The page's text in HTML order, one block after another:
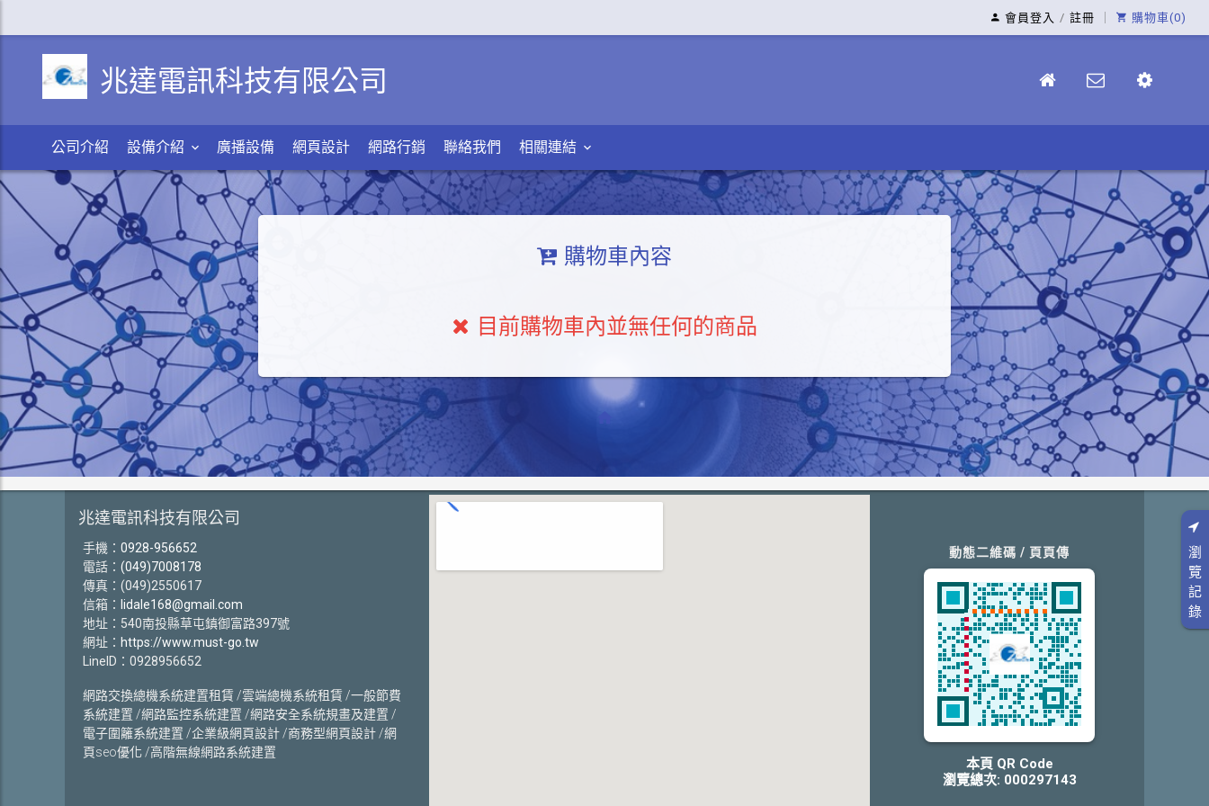
會員登入 / 註冊 購物車(0)
兆達電訊科技有限公司
公司介紹 設備介紹 廣播設備 網頁設計 網路行銷 聯絡我們 相關連結
購物車內容
目前購物車內並無任何的商品
本站免費圖片引用來源:
兆達電訊科技有限公司
手機： 0928-956652
電話： (049)7008178
傳真：(049)2550617
信箱： lidale168@gmail.com
地址：540南投縣草屯鎮御富路397號
網址： https://www.must-go.tw
LineID：0928956652
網路交換總機系統建置租賃 /雲端總機系統租賃 /一般節費
系統建置 /網路監控系統建置 /網路安全系統規畫及建置 /
電子圍籬系統建置 /企業級網頁設計 /商務型網頁設計 /網
頁seo優化 /高階無線網路系統建置
動態二維碼 / 頁頁傳
本頁 QR Code
瀏覽總次: 000297143
瀏
覽
記
錄